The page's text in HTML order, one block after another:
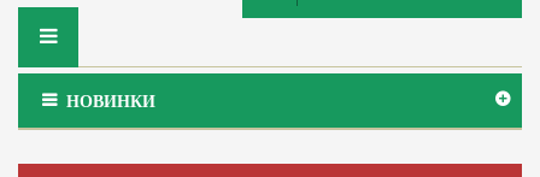
Toggle
НОВИНКИ